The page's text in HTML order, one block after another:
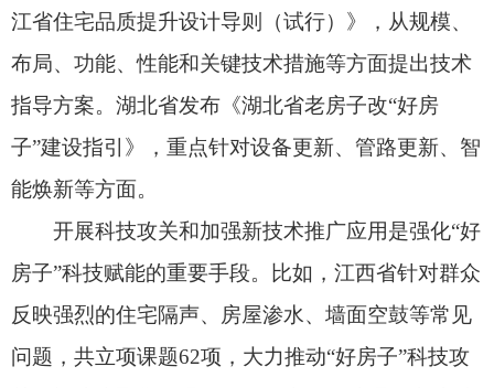
盖围护结构、热泵空调、智能智慧3个类别，主要包
括免拆复合保温模板外墙外保温系统等15项技术。
建设“好房子”，不仅给新技术、新产品、新材
的巨大潜力。“好房子”，将是产业转型发展的新赛
道。今后拼的是新科技、高质量、好服务，谁能抓
住这次转型的好机会，谁能为群众建设“好房子”，
谁就能有市场、发展和更好的未来。